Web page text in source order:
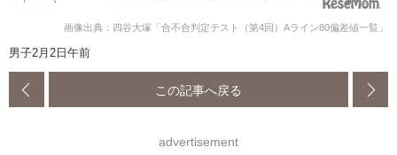
画像出典：四谷大塚「合不合判定テスト（第4回）Aライン80偏差値一覧」
男子2月2日午前
この記事へ戻る
advertisement